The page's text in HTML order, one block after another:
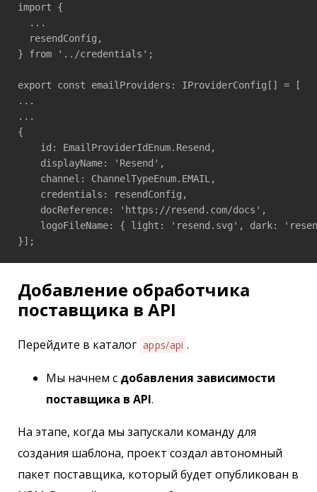
import {
  ...
  resendConfig,
} from '../credentials';
export const emailProviders: IProviderConfig[] = [
...
...
{
    id: EmailProviderIdEnum.Resend,
    displayName: 'Resend',
    channel: ChannelTypeEnum.EMAIL,
    credentials: resendConfig,
    docReference: 'https://resend.com/docs',
logoFileName: { light: 'resend.svg', dark:
}];
Добавление обработчика
поставщика в API
Перейдите в каталог apps/api .
Мы начнем с добавления зависимости
поставщика в API.
На этапе, когда мы запускали команду для
создания шаблона, проект создал автономный
пакет поставщика, который будет опубликован в